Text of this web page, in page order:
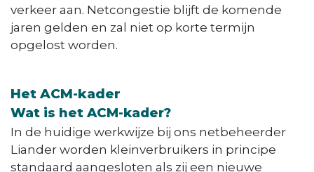
verkeer aan. Netcongestie blijft de komende
jaren gelden en zal niet op korte termijn
opgelost worden.
Het ACM-kader
Wat is het ACM-kader?
In de huidige werkwijze bij ons netbeheerder
Liander worden kleinverbruikers in principe
standaard aangesloten als zij een nieuwe